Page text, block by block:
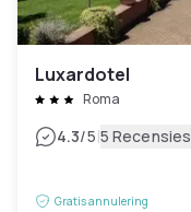
Luxardotel
Roma
4.3/5|5 Recensies
Gratis annulering